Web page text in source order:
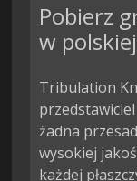
Pobierz
w
Tribulation
żadna
wysokiej
każdej